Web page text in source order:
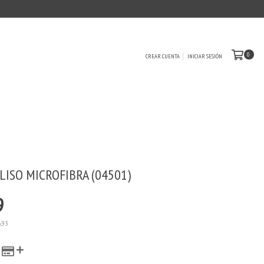
CREAR CUENTA INICIAR SESIÓN 0
MICROFIBRA (04501)